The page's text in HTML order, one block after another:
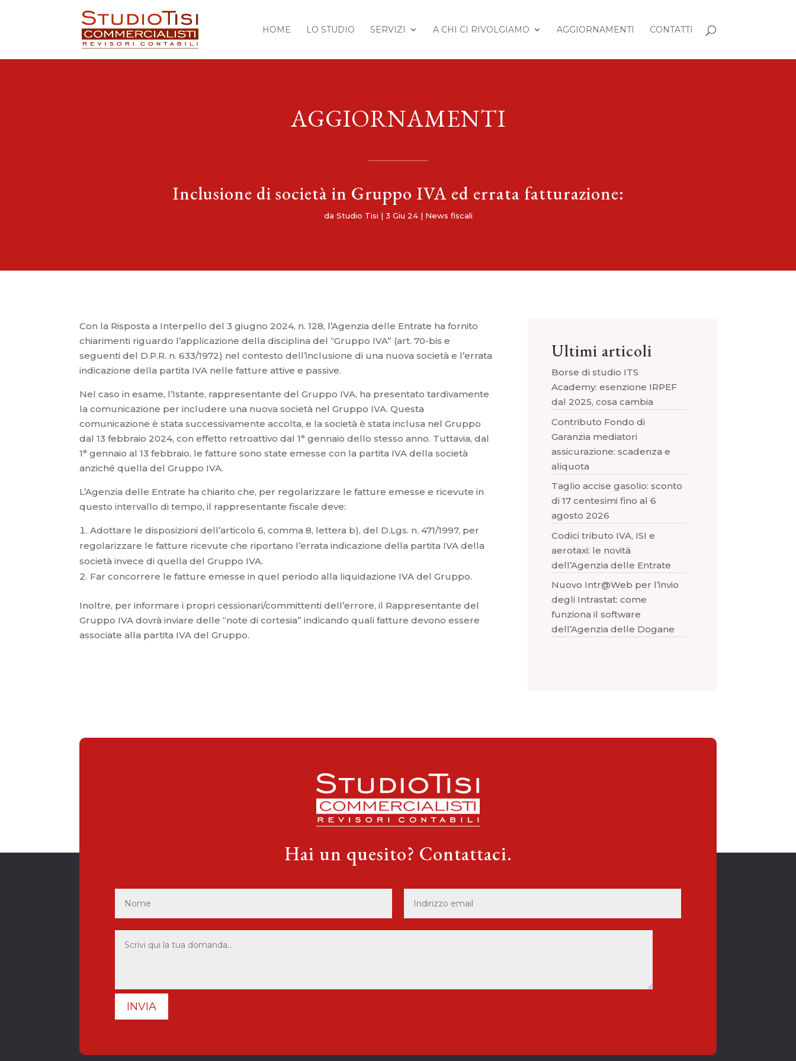
HOME LO STUDIO SERVIZI A CHI CI RIVOLGIAMO AGGIORNAMENTI CONTATTI
AGGIORNAMENTI
Inclusione di società in Gruppo IVA ed errata fatturazione:
da Studio Tisi | 3 Giu 24| News fiscali
Con la Risposta a Interpello del 3 giugno 2024, n. 128, l’Agenzia delle Entrate ha fornito
chiarimenti riguardo l’applicazione della disciplina del “Gruppo IVA” (art. 70-bis e
seguenti del D.P.R. n. 633/1972) nel contesto dell’inclusione di una nuova società e l’errata
indicazione della partita IVA nelle fatture attive e passive.
Nel caso in esame, l’Istante, rappresentante del Gruppo IVA, ha presentato tardivamente
la comunicazione per includere una nuova società nel Gruppo IVA. Questa
comunicazione è stata successivamente accolta, e la società è stata inclusa nel Gruppo
dal 13 febbraio 2024, con effetto retroattivo dal 1° gennaio dello stesso anno. Tuttavia, dal
1° gennaio al 13 febbraio, le fatture sono state emesse con la partita IVA della società
anziché quella del Gruppo IVA.
L’Agenzia delle Entrate ha chiarito che, per regolarizzare le fatture emesse e ricevute in
questo intervallo di tempo, il rappresentante fiscale deve:
Adottare le disposizioni dell’articolo 6, comma 8, lettera b), del D.Lgs. n. 471/1997, per
regolarizzare le fatture ricevute che riportano l’errata indicazione della partita IVA della
società invece di quella del Gruppo IVA.
Far concorrere le fatture emesse in quel periodo alla liquidazione IVA del Gruppo.
Inoltre, per informare i propri cessionari/committenti dell’errore, il Rappresentante del
Gruppo IVA dovrà inviare delle “note di cortesia” indicando quali fatture devono essere
associate alla partita IVA del Gruppo.
Ultimi articoli
Borse di studio ITS
Academy: esenzione IRPEF
dal 2025, cosa cambia
Contributo Fondo di
Garanzia mediatori
assicurazione: scadenza e
aliquota
Taglio accise gasolio: sconto
di 17 centesimi fino al 6
agosto 2026
Codici tributo IVA, ISI e
aerotaxi: le novità
dell’Agenzia delle Entrate
Nuovo Intr@Web per l’invio
degli Intrastat: come
funziona il software
dell’Agenzia delle Dogane
Hai un quesito? Contattaci.
INVIA